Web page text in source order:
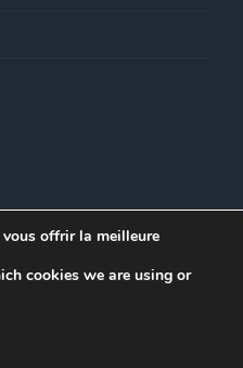
2023 | Par FSU |Plan du site
de confidentialité
offrir la meilleure
cookies we are using or